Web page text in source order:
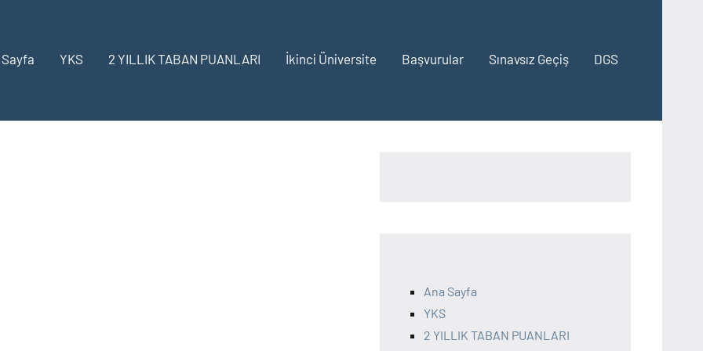
YKS 2 YILLIK TABAN PUANLARI İkinci Üniversite Başvurular Sınavsız Geçiş DGS
Ana Sayfa
YKS
2 YILLIK TABAN PUANLARI